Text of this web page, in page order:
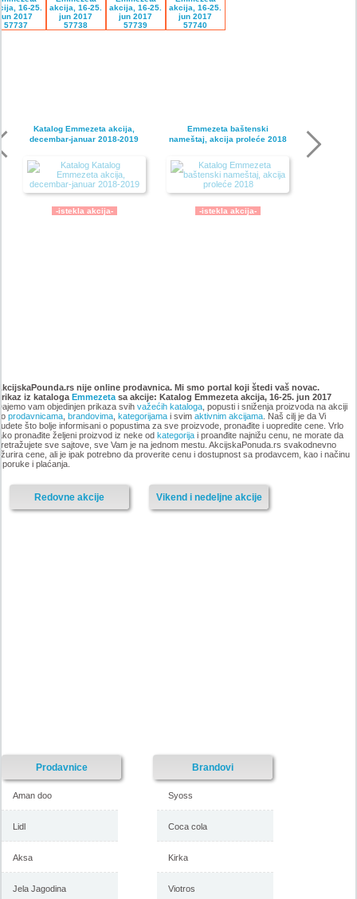
Katalog Emmezeta akcija,
decembar-januar 2018-2019
-istekla akcija-
Emmezeta baštenski
nameštaj, akcija proleće 2018
-istekla akcija-
katalog 2017
-istekla akcija-
24. decembar 2017
-istekla akcija-
Emmezeta akcija, katalog 15-
Emmezeta akcija, katalog 10-
nije online prodavnica. Mi smo portal koji štedi vaš novac.
iz kataloga Emmezetasa akcije: Katalog Emmezeta akcija, 16-25. jun 2017
vam objedinjen prikaza svih važećih kataloga, popusti i sniženja proizvoda na akciji
prodavnicama, brandovima, kategorijamai svim aktivnim akcijama. Naš cilj je da Vi
što bolje informisani o popustima za sve proizvode, pronađite i uopredite cene. Vrlo
pronađite željeni proizvod iz neke od kategorijai proanđite najnižu cenu, ne morate da
sve sajtove, sve Vam je na jednom mestu. AkcijskaPonuda.rs svakodnevno
cene, ali je ipak potrebno da proverite cenu i dostupnost sa prodavcem, kao i načinu
i plaćanja.
Vikend i nedeljne akcije
Redovne akcije
Prodavnice
Aman doo
Lidl
Aksa
Jela Jagodina
Brandovi
Syoss
Coca cola
Kirka
Viotros